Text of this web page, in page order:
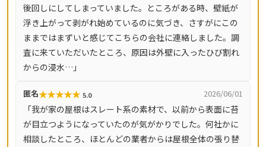
最短即日で駆けつけます。
後回しにしてしまっていました。ところがある時、壁紙が
浮き上がって剥がれ始めているのに気づき、さすがにこの
ままではまずいと感じてこちらの会社に連絡しました。調
査に来ていただいたところ、原因は外壁に入ったひび割れ
からの浸水…」
匿名★★★★★ 5.0 2026/06/01
「我が家の屋根はスレート系の素材で、以前から表面に苔
が目立つようになっていたのが気がかりでした。何社かに
相談したところ、ほとんどの業者からは屋根全体の張り替